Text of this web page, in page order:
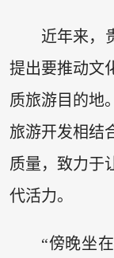
近年来，
提出要推动文
质旅游目的地
旅游开发相结
质量，致力于
代活力。
“傍晚坐